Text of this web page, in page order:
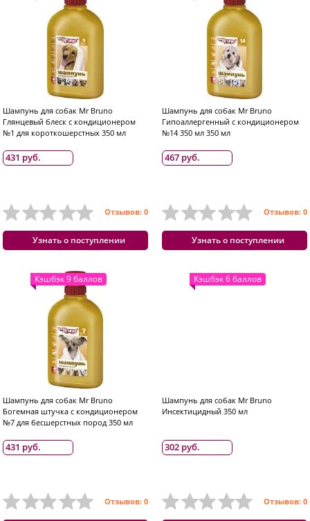
Шампунь для собак Mr Bruno
Глянцевый блеск с кондиционером
№1 для короткошерстных 350 мл
431 руб.
Отзывов: 0
Узнать о поступлении
Шампунь для собак Mr Bruno
Гипоаллергенный с кондиционером
№14 350 мл 350 мл
467 руб.
Отзывов: 0
Узнать о поступлении
Кэшбэк 9 баллов
Шампунь для собак Mr Bruno
Богемная штучка с кондиционером
№7 для бесшерстных пород 350 мл
431 руб.
Отзывов: 0
Кэшбэк 6 баллов
Шампунь для собак Mr Bruno
Инсектицидный 350 мл
302 руб.
Отзывов: 0